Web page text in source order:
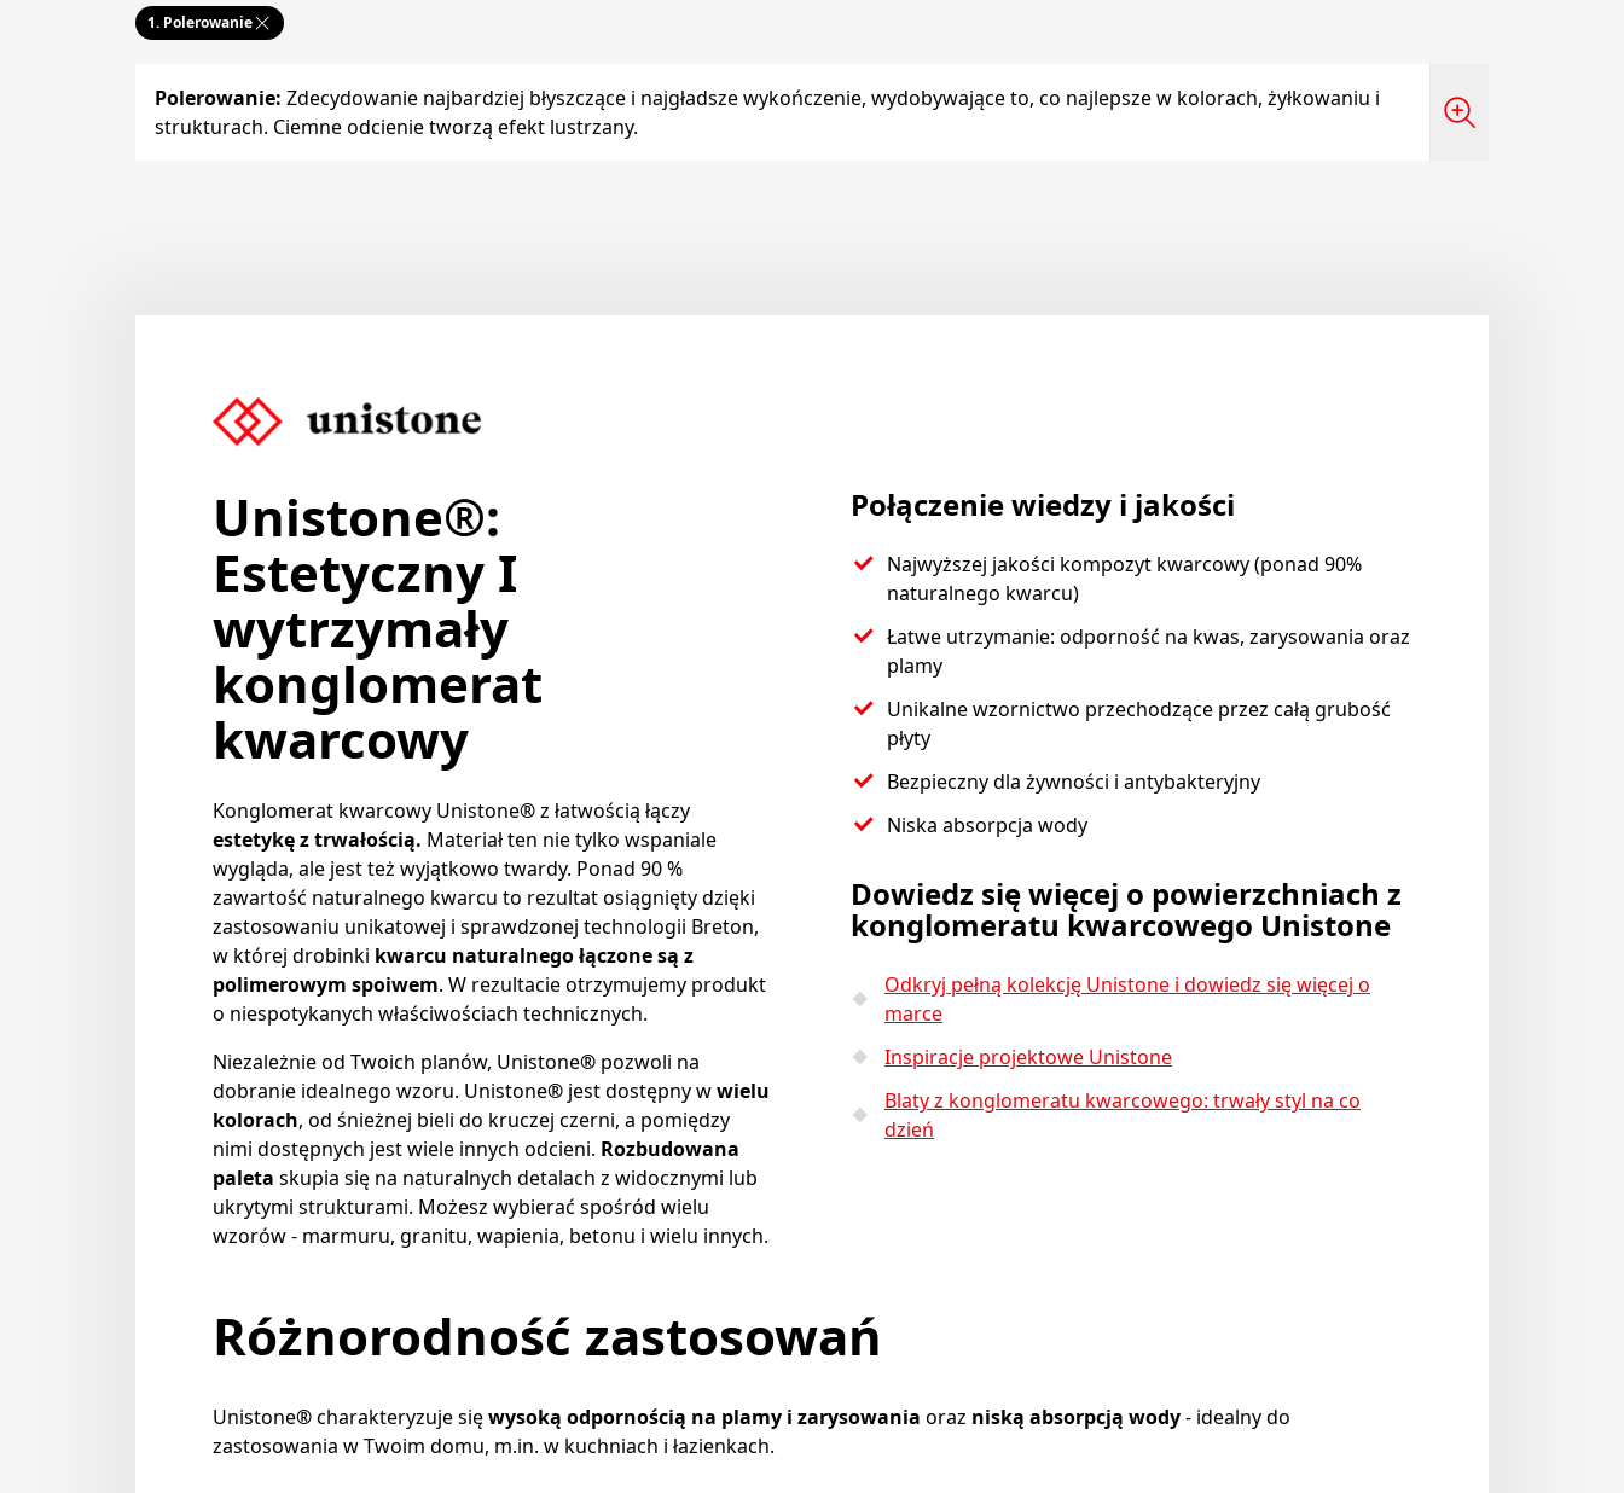
1. Polerowanie
Polerowanie: Zdecydowanie najbardziej błyszczące i najgładsze wykończenie, wydobywające to, co najlepsze w kolorach, żyłkowaniu i
strukturach. Ciemne odcienie tworzą efekt lustrzany.
Unistone®:
Estetyczny I
wytrzymały
konglomerat
kwarcowy
Konglomerat kwarcowy Unistone®z łatwością łączy
estetykę z trwałością. Materiał ten nie tylko wspaniale
wygląda, ale jest też wyjątkowo twardy. Ponad 90 %
zawartość naturalnego kwarcu to rezultat osiągnięty dzięki
zastosowaniu unikatowej i sprawdzonej technologii Breton,
w której drobinki kwarcu naturalnego łączone są z
polimerowym spoiwem. W rezultacie otrzymujemy produkt
o niespotykanych właściwościach technicznych.
Niezależnie od Twoich planów, Unistone® pozwoli na
dobranie idealnego wzoru. Unistone® jest dostępny wwielu
kolorach, od śnieżnej bieli do kruczej czerni, a pomiędzy
nimi dostępnych jest wiele innych odcieni. Rozbudowana
paleta skupia się na naturalnych detalach z widocznymi lub
ukrytymi strukturami. Możesz wybierać spośród wielu
wzorów - marmuru, granitu, wapienia, betonu i wielu innych.
Połączenie wiedzy i jakości
Najwyższej jakości kompozyt kwarcowy (ponad 90%
naturalnego kwarcu)
Łatwe utrzymanie: odporność na kwas, zarysowania oraz
plamy
Unikalne wzornictwo przechodzące przez całą grubość
płyty
Bezpieczny dla żywności i antybakteryjny
Niska absorpcja wody
Dowiedz się więcej o powierzchniach z
konglomeratu kwarcowego Unistone
Odkryj pełną kolekcję Unistone i dowiedz się więcej o
marce
Inspiracje projektowe Unistone
Blaty z konglomeratu kwarcowego: trwały styl na co
dzień
Różnorodność zastosowań
Unistone®charakteryzuje sięwysoką odpornością na plamy i zarysowania oraz niską absorpcją wody- idealny do
zastosowania w Twoim domu, m.in. w kuchniach i łazienkach.